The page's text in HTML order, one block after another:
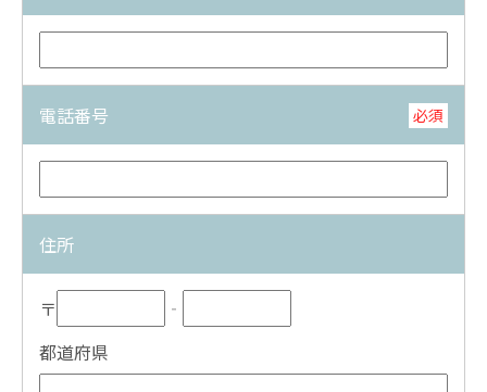
電話番号 必須
住所
〒
‐
都道府県